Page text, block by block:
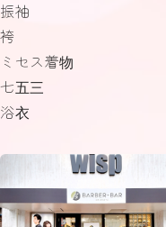
振袖
袴
ミセス着物
七五三
浴衣